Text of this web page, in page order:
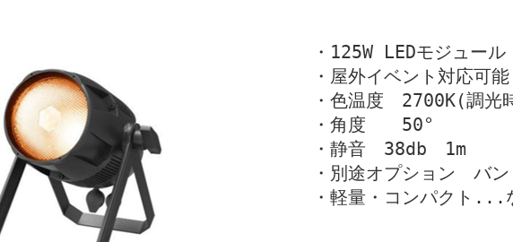
・125W LEDモジュール
・屋外イベント対応可
・色温度　2700K(調
・角度　　50°
・静音　38db　1m
・別途オプション　バ
・軽量・コンパクト...